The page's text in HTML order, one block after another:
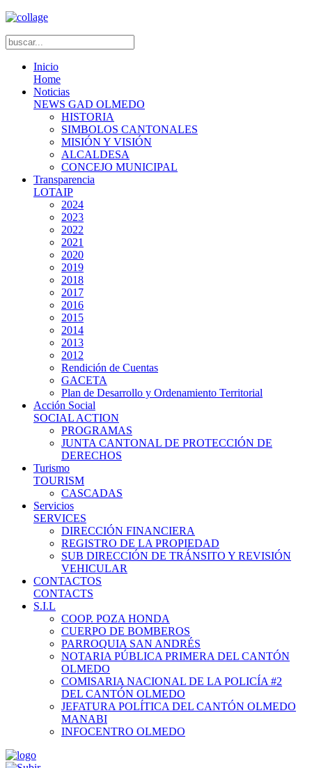
Inicio
Home
Noticias
NEWS GAD OLMEDO
HISTORIA
SIMBOLOS CANTONALES
MISIÓN Y VISIÓN
ALCALDESA
CONCEJO MUNICIPAL
Transparencia
LOTAIP
2024
2023
2022
2021
2020
2019
2018
2017
2016
2015
2014
2013
2012
Rendición de Cuentas
GACETA
Plan de Desarrollo y Ordenamiento Territorial
Acción Social
SOCIAL ACTION
PROGRAMAS
JUNTA CANTONAL DE PROTECCIÓN DE
DERECHOS
Turismo
TOURISM
CASCADAS
Servicios
SERVICES
DIRECCIÓN FINANCIERA
REGISTRO DE LA PROPIEDAD
SUB DIRECCIÓN DE TRÁNSITO Y REVISIÓN
VEHICULAR
CONTACTOS
CONTACTS
S.I.L
COOP. POZA HONDA
CUERPO DE BOMBEROS
PARROQUIA SAN ANDRÉS
NOTARIA PÚBLICA PRIMERA DEL CANTÓN
OLMEDO
COMISARIA NACIONAL DE LA POLICÍA #2
DEL CANTÓN OLMEDO
JEFATURA POLÍTICA DEL CANTÓN OLMEDO
MANABI
INFOCENTRO OLMEDO